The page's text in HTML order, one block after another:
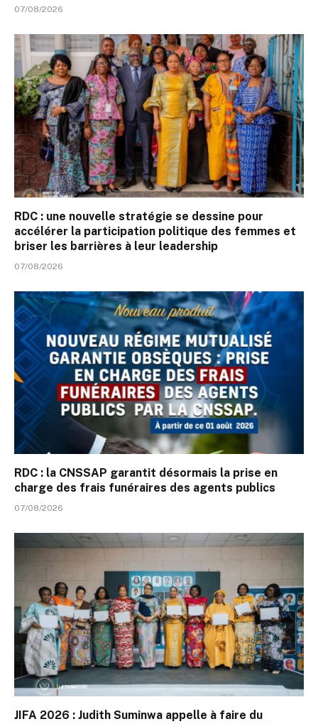
07/08/2026
RDC : une nouvelle stratégie se dessine pour
accélérer la participation politique des femmes et
briser les barrières à leur leadership
07/08/2026
RDC : la CNSSAP garantit désormais la prise en
charge des frais funéraires des agents publics
07/08/2026
JIFA 2026 : Judith Suminwa appelle à faire du